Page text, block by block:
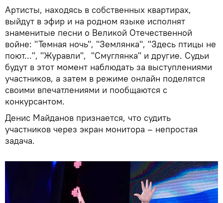
Артисты, находясь в собственных квартирах,
выйдут в эфир и на родном языке исполнят
знаменитые песни о Великой Отечественной
войне: "Темная ночь", "Землянка", "Здесь птицы не
поют...", "Журавли", "Смуглянка" и другие. Судьи
будут в этот момент наблюдать за выступлениями
участников, а затем в режиме онлайн поделятся
своими впечатлениями и пообщаются с
конкурсантом.
Денис Майданов признается, что судить
участников через экран монитора – непростая
задача.